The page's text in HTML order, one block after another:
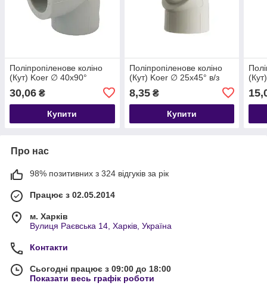
Поліпропіленове коліно
(Кут) Koer ∅ 40х90°
30,06 ₴
Купити
Поліпропіленове коліно
(Кут) Koer ∅ 25х45° в/з
8,35₴
Купити
Про нас
98% позитивних з 324 відгуків за рік
Працює з 02.05.2014
м. Харків
Вулиця Раєвська 14, Харків, Україна
Контакти
Сьогодні працює з 09:00 до 18:00
Показати весь графік роботи